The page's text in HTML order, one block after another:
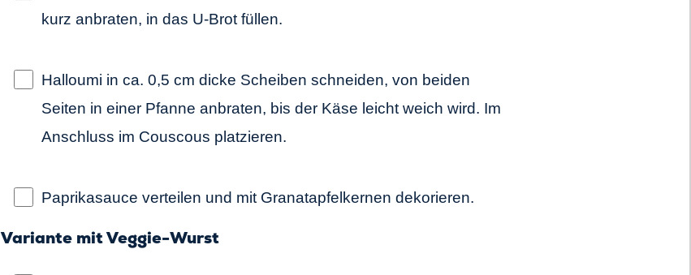
kurz anbraten, in das U-Brot füllen.
Halloumi in ca. 0,5 cm dicke Scheiben schneiden, von beiden
Seiten in einer Pfanne anbraten, bis der Käse leicht weich wird. Im
Anschluss im Couscous platzieren.
Paprikasauce verteilen und mit Granatapfelkernen dekorieren.
Variante mit Veggie-Wurst